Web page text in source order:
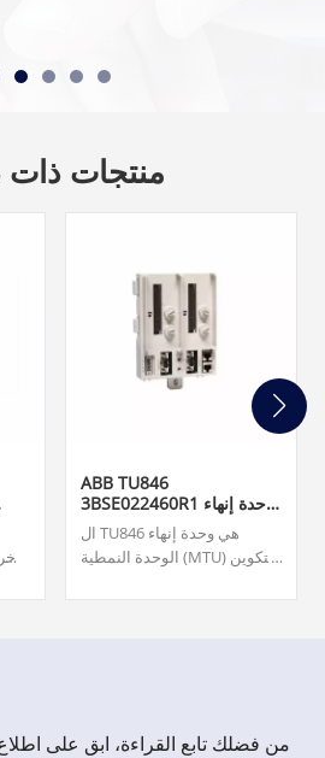
منتجات
ABB TU846
3BSE022460R1 وحدة إنهاء
الوحدةال TU846 هي وحدة إنهاء
الوحدة النمطية (MTU) للتكوين
CI840/CI840A والإدخال/
من فضلك تابع القراءة، ابق على